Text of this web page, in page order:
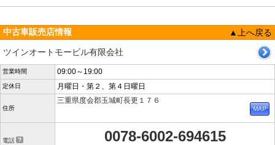
中古車販売店情報
▲上へ戻る
ツインオートモービル有限会社
営業時間 09:00～19:00
定休日 月曜日・第２、第４日曜日
住所
三重県度会郡玉城町長更１７６
電話 0078-6002-694615